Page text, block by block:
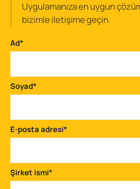
Uygulamanıza en uygun
bizimle iletişime geçin.
Ad*
Soyad*
E-posta adresi*
Şirket ismi*